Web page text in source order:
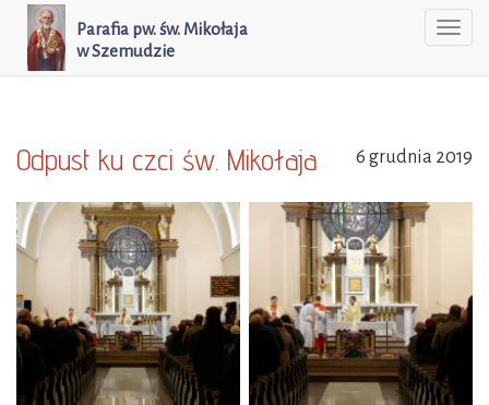
Parafia pw. św. Mikołaja
w Szemudzie
6 grudnia 2019
Odpust ku czci św. Mikołaja